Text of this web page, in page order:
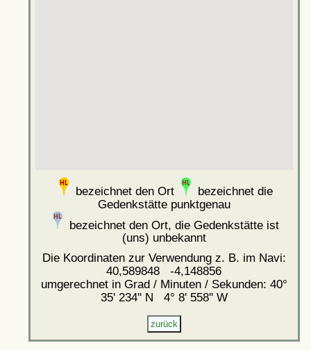
bezeichnet den Ort
bezeichnet die
Gedenkstätte punktgenau
bezeichnet den Ort, die Gedenkstätte ist
(uns) unbekannt
Die Koordinaten zur Verwendung z. B. im Navi:
40,589848 -4,148856
umgerechnet in Grad / Minuten / Sekunden: 40°
35' 234'' N 4° 8' 558'' W